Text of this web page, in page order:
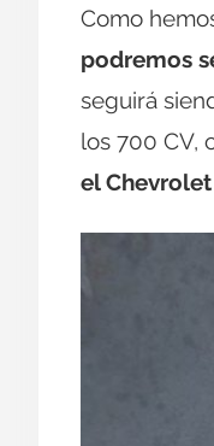
Como
podremos
seguirá
los 700 CV,
el